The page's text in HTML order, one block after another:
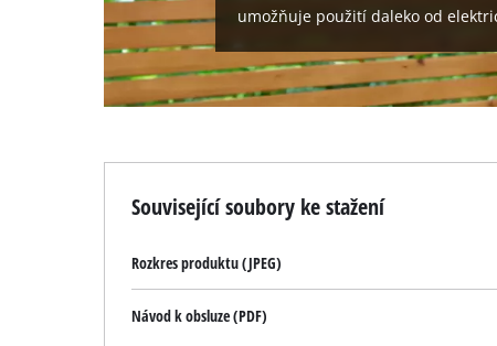
umožňuje použití daleko od
Související soubory ke stažení
Rozkres produktu (JPEG)
Návod k obsluze (PDF)